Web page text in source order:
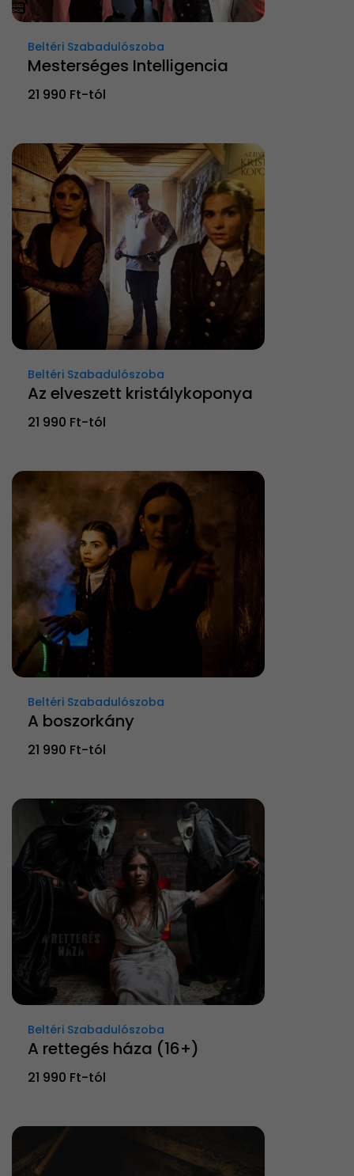
Beltéri Szabadulószoba
Mesterséges Intelligencia
21 990 Ft-tól
Beltéri Szabadulószoba
Az elveszett kristálykoponya
21 990 Ft-tól
Beltéri Szabadulószoba
A boszorkány
21 990 Ft-tól
Beltéri Szabadulószoba
A rettegés háza (16+)
21 990 Ft-tól